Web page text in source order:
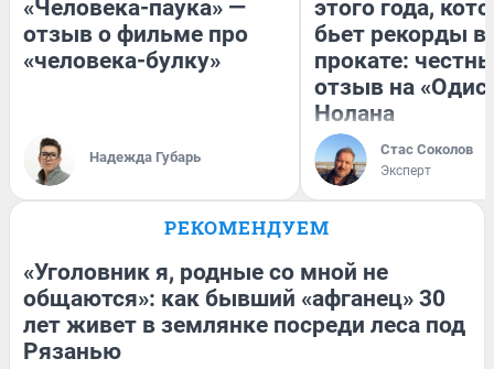
«Человека-паука» —
отзыв о фильме про
«человека-булку»
Надежда Губарь
этого года,
бьет рекорды в
прокате:
отзыв на
Нолана
Стас Соколов
Эксперт
РЕКОМЕНДУЕМ
«Уголовник я, родные со мной не
общаются»: как бывший «афганец» 30
лет живет в землянке посреди леса под
Рязанью